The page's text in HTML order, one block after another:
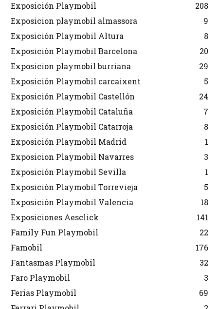
Exposición Playmobil
208
Exposicion playmobil almassora
9
Exposición Playmobil Altura
8
Exposición Playmobil Barcelona
20
Exposicion playmobil burriana
29
Exposición Playmobil carcaixent
5
Exposición Playmobil Castellón
24
Exposición Playmobil Cataluña
7
Exposición Playmobil Catarroja
8
Exposición Playmobil Madrid
1
Exposicion Playmobil Navarres
3
Exposición Playmobil Sevilla
1
Exposición Playmobil Torrevieja
5
Exposición Playmobil Valencia
18
Exposiciones Aesclick
141
Family Fun Playmobil
22
Famobil
176
Fantasmas Playmobil
32
Faro Playmobil
3
Ferias Playmobil
69